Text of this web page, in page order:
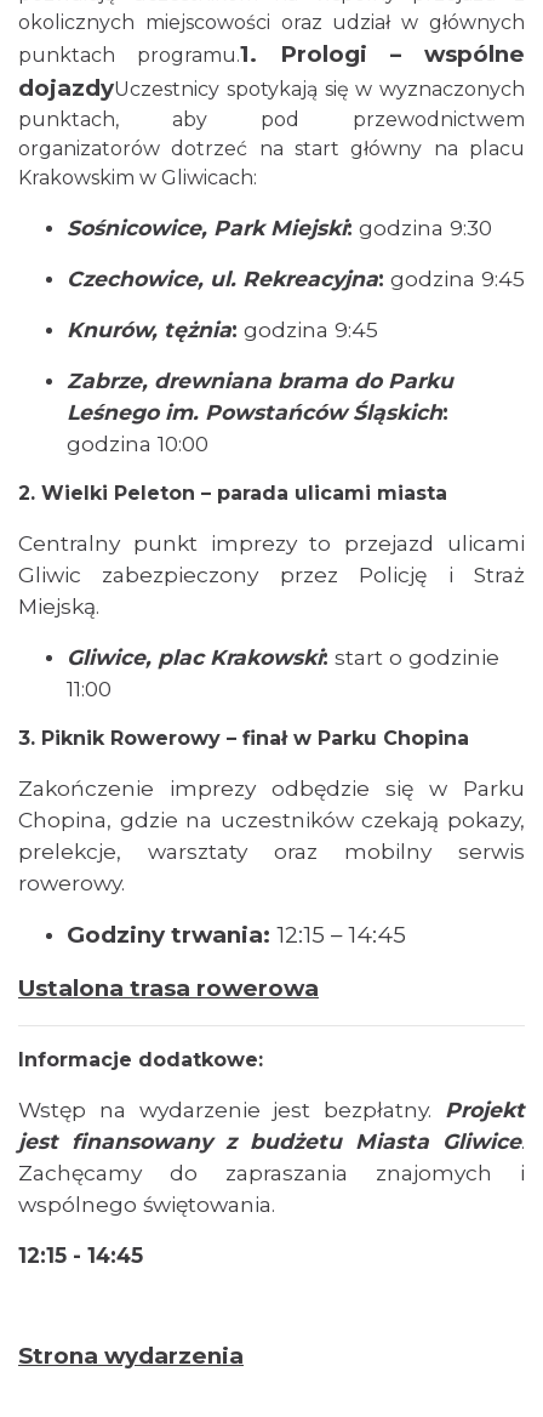
Dzień Kartofla w chorzowskim skansenie
2026-09-20
19.27 km
Chorzów
Śląsko Wilijo
Chorzów
2026-12-13
19.27 km
Spotkanie miłośników numizmatów
Rybnik
makramy...
Rybnik
okolicznych miejscowości oraz udział w głównych
punktach programu.1. Prologi – wspólne
dojazdyUczestnicy spotykają się w wyznaczonych
punktach, aby pod przewodnictwem
organizatorów dotrzeć na start główny na placu
Krakowskim w Gliwicach:
Sośnicowice, Park Miejski: godzina 9:30
Czechowice, ul. Rekreacyjna: godzina 9:45
Knurów, tężnia: godzina 9:45
Zabrze, drewniana brama do Parku
Leśnego im. Powstańców Śląskich:
godzina 10:00
2. Wielki Peleton – parada ulicami miasta
Centralny punkt imprezy to przejazd ulicami
Gliwic zabezpieczony przez Policję i Straż
Miejską.
Gliwice, plac Krakowski: start o godzinie
11:00
3. Piknik Rowerowy – finał w Parku Chopina
Zakończenie imprezy odbędzie się w Parku
Chopina, gdzie na uczestników czekają pokazy,
prelekcje, warsztaty oraz mobilny serwis
rowerowy.
Godziny trwania: 12:15 – 14:45
Ustalona trasa rowerowa
Informacje dodatkowe:
Wstęp na wydarzenie jest bezpłatny. Projekt
jest finansowany z budżetu Miasta Gliwice.
Zachęcamy do zapraszania znajomych i
wspólnego świętowania.
12:15 - 14:45
Strona wydarzenia